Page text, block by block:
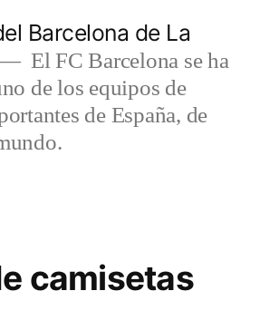
Barcelona de La
El FC Barcelona se ha
de los equipos de
de España, de
camisetas